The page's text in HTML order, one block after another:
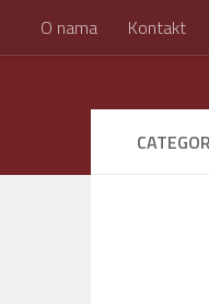
O nama Kontakt